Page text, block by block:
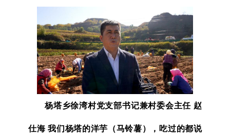
杨塔乡徐湾村党支部书记兼村委会主任 赵
仕海 我们杨塔的洋芋（马铃薯），吃过的都说